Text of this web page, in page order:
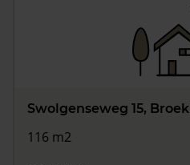
Swolgenseweg 15,
116 m2